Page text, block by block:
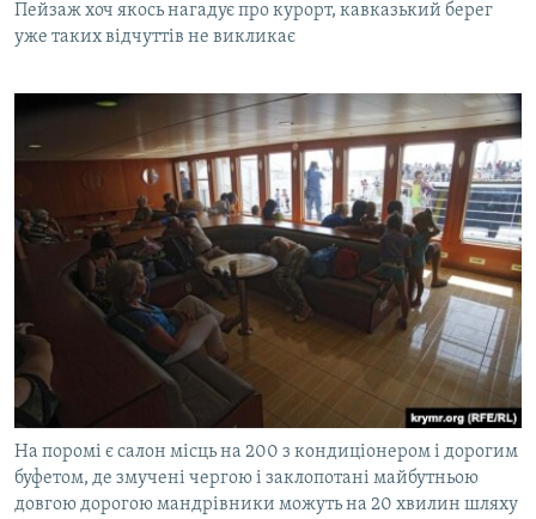
Пейзаж хоч якось нагадує про курорт, кавказький берег
уже таких відчуттів не викликає
На поромі є салон місць на 200 з кондиціонером і дорогим
буфетом, де змучені чергою і заклопотані майбутньою
довгою дорогою мандрівники можуть на 20 хвилин шляху